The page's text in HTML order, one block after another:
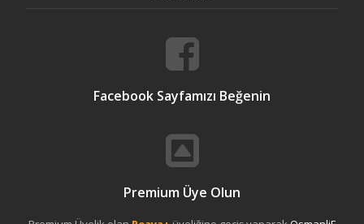
Facebook Sayfamızı Beğenin
Premium Üye Olun